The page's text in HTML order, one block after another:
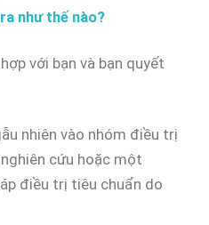
như thế nào?
với bạn và bạn quyết
nhiên vào nhóm điều trị
cứu hoặc một
điều trị tiêu chuẩn do